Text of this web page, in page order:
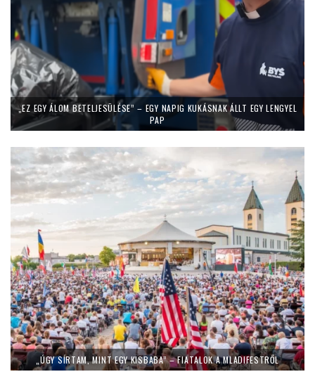
„EZ EGY ÁLOM BETELJESÜLÉSE” – EGY NAPIG KUKÁSNAK ÁLLT EGY LENGYEL
PAP
„ÚGY SÍRTAM, MINT EGY KISBABA” – FIATALOK A MLADIFESTRŐL